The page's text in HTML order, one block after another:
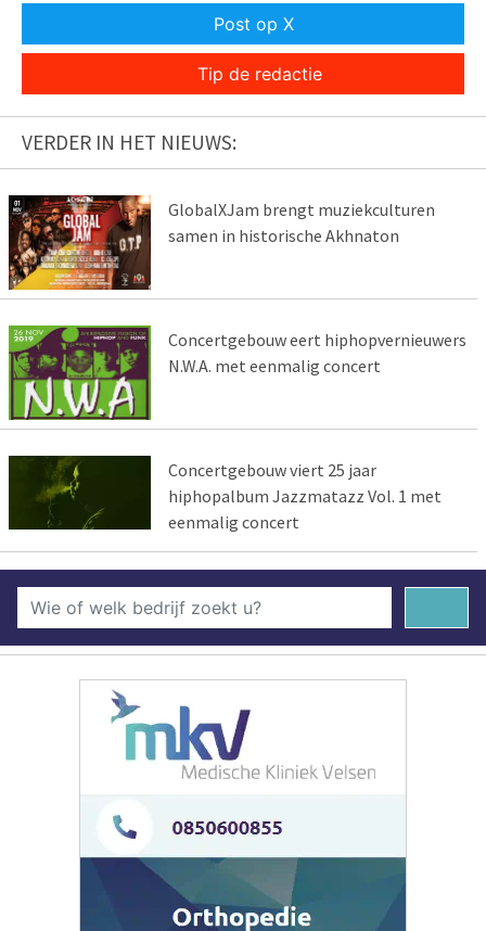
Post op X
Tip de redactie
VERDER IN HET NIEUWS:
GlobalXJam brengt muziekculturen
samen in historische Akhnaton
Concertgebouw eert hiphopvernieuwers
N.W.A. met eenmalig concert
Concertgebouw viert 25 jaar
hiphopalbum Jazzmatazz Vol. 1 met
eenmalig concert